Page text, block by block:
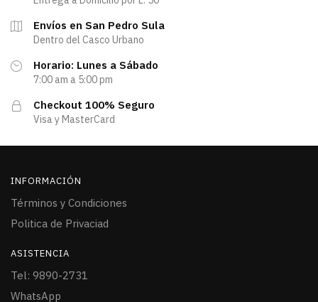
Envíos en San Pedro Sula
Dentro del Casco Urbano
Horario: Lunes a Sábado
7:00 am a 5:00 pm
Checkout 100% Seguro
Visa y MasterCard
INFORMACIÓN
Términos y Condiciones
Politica de Privaciad
ASISTENCIA
Tel: 9890-2731
WhatsApp